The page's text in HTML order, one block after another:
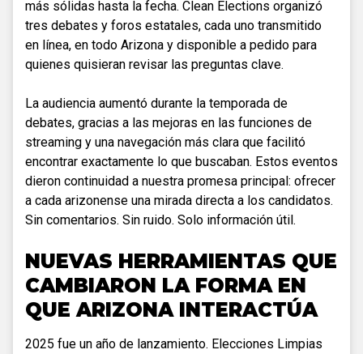
más sólidas hasta la fecha. Clean Elections organizó
tres debates y foros estatales, cada uno transmitido
en línea, en todo Arizona y disponible a pedido para
quienes quisieran revisar las preguntas clave.
La audiencia aumentó durante la temporada de
debates, gracias a las mejoras en las funciones de
streaming y una navegación más clara que facilitó
encontrar exactamente lo que buscaban. Estos eventos
dieron continuidad a nuestra promesa principal: ofrecer
a cada arizonense una mirada directa a los candidatos.
Sin comentarios. Sin ruido. Solo información útil.
NUEVAS HERRAMIENTAS QUE
CAMBIARON LA FORMA EN
QUE ARIZONA INTERACTÚA
2025 fue un año de lanzamiento. Elecciones Limpias